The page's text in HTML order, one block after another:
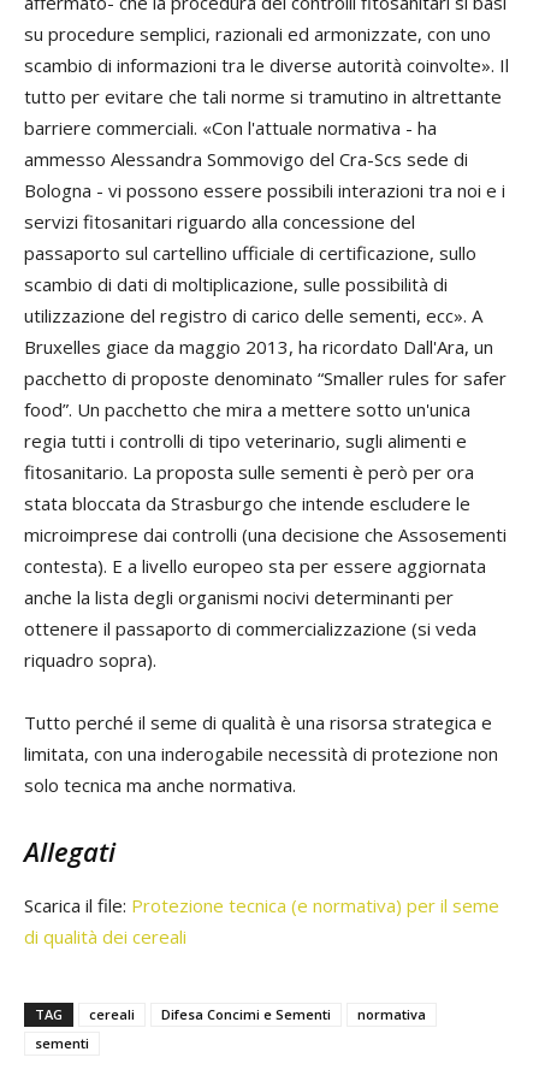
su procedure semplici, razionali ed armonizzate, con uno
scambio di informazioni tra le diverse autorità coinvolte». Il
tutto per evitare che tali norme si tramutino in altrettante
barriere commerciali. «Con l'attuale normativa - ha
ammesso Alessandra Sommovigo del Cra-Scs sede di
Bologna - vi possono essere possibili interazioni tra noi e i
servizi fitosanitari riguardo alla concessione del
passaporto sul cartellino ufficiale di certificazione, sullo
scambio di dati di moltiplicazione, sulle possibilità di
utilizzazione del registro di carico delle sementi, ecc». A
Bruxelles giace da maggio 2013, ha ricordato Dall'Ara, un
pacchetto di proposte denominato “Smaller rules for safer
food”. Un pacchetto che mira a mettere sotto un'unica
regia tutti i controlli di tipo veterinario, sugli alimenti e
fitosanitario. La proposta sulle sementi è però per ora
stata bloccata da Strasburgo che intende escludere le
microimprese dai controlli (una decisione che Assosementi
contesta). E a livello europeo sta per essere aggiornata
anche la lista degli organismi nocivi determinanti per
ottenere il passaporto di commercializzazione (si veda
riquadro sopra).
Tutto perché il seme di qualità è una risorsa strategica e
limitata, con una inderogabile necessità di protezione non
solo tecnica ma anche normativa.
Allegati
Scarica il file: Protezione tecnica (e normativa) per il seme
di qualità dei cereali
TAG cereali Difesa Concimi e Sementi
normativa
sementi